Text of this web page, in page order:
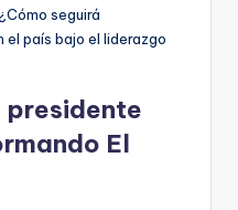
seguirá
el país bajo el liderazgo
presidente
El